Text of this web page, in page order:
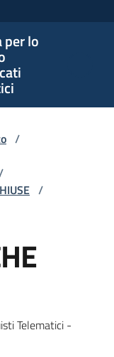
per lo
/
/
Telematici -